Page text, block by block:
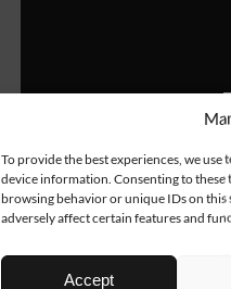
To provide the best experiences, we
device information. Consenting to these
browsing behavior or unique IDs on
adversely affect certain features and
Accept